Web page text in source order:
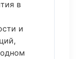
в
и